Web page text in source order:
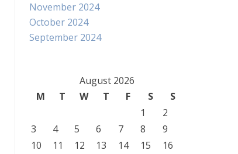
November 2024
October 2024
September 2024
August 2026
M
T W T F S
S
1
2
3
4 5 6 7 8
9
10
11 12 13 14 15
16